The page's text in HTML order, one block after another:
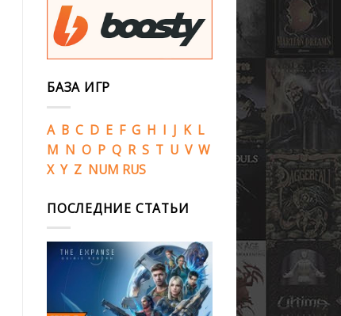
БАЗА ИГР
A B C D E F G H I J K L
M N O P Q R S T U V W
X Y Z NUM RUS
ПОСЛЕДНИЕ СТАТЬИ